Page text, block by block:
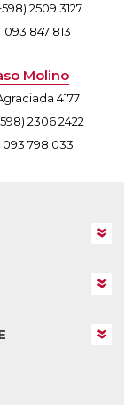
2509 3127
093 847 813
Molino
4177
2306 2422
093 798 033